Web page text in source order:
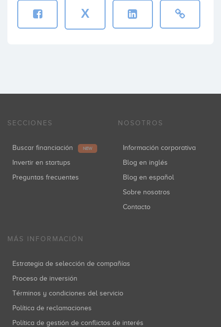
X
SECCIONES
Buscar financiación NEW
Invertir en startups
Preguntas frecuentes
NOSOTROS
Información corporativa
Blog en inglés
Blog en español
Sobre nosotros
Contacto
MÁS INFORMACIÓN
Estrategia de selección de compañías
Proceso de inversión
Términos y condiciones del servicio
Política de reclamaciones
Política de gestión de conflictos de interés